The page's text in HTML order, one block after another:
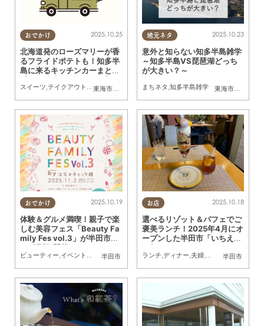
おでかけ
東海市
, 大府市 知多市,東浦町,阿久比町,半田市,常滑市
2025.10.25
北海道発のローズマリーが香
るフライドポテトも！知多半
島に来るキッチンカーまとめ
スイーツ,テイクアウト ,キッチンカー イベント,まとめ記事
地元ネタ
東海市大府市
2025.10.23
意外と知らない知多半島雑学
～知多半島VS琵琶湖どっち
が大きい？～
まちネタ ,知多半島雑学
おでかけ
半田市
2025.10.19
体験＆グルメ満喫！親子で楽
しむ美容フェス「Beauty Fa
mily Fes vol.3」が半田市で1
1/3(月祝)開催
ビューティー,イベント ,親子
お店
半田市
2025.10.18
選べるリゾット＆パフェでご
褒美ランチ！2025年4月にオ
ープンした半田市「いちえ」
に行ってみた
ランチ,ディナー,夫婦,カップル,友人